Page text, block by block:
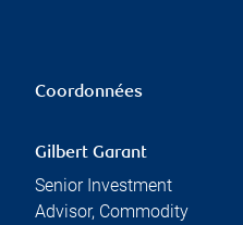
Coordonnées
Gilbert Garant
Senior Investment
Advisor, Commodity